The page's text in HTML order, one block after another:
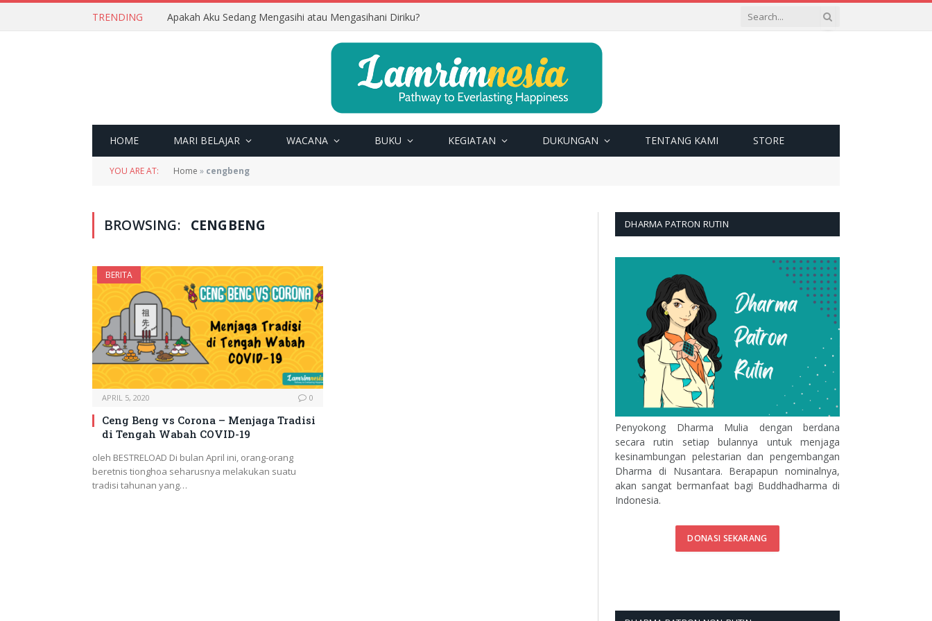
TRENDING Apakah Aku Sedang Mengasihi atau Mengasihani Diriku?
HOME MARI BELAJAR WACANA BUKU KEGIATAN DUKUNGAN TENTANG KAMI STORE
YOU ARE AT: Home » cengbeng
BROWSING: CENGBENG
BERITA
APRIL 5, 2020 0
Ceng Beng vs Corona – Menjaga Tradisi
di Tengah Wabah COVID-19
oleh BESTRELOAD Di bulan April ini, orang-orang
beretnis tionghoa seharusnya melakukan suatu
tradisi tahunan yang…
DHARMA PATRON RUTIN
Penyokong Dharma Mulia dengan berdana
secara rutin setiap bulannya untuk menjaga
kesinambungan pelestarian dan pengembangan
Dharma di Nusantara. Berapapun nominalnya,
akan sangat bermanfaat bagi Buddhadharma di
Indonesia.
DONASI SEKARANG